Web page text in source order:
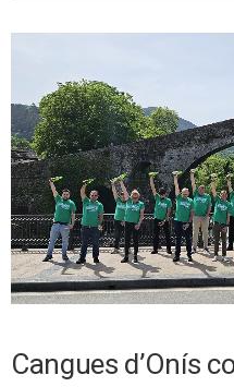
Cangues d’Onís